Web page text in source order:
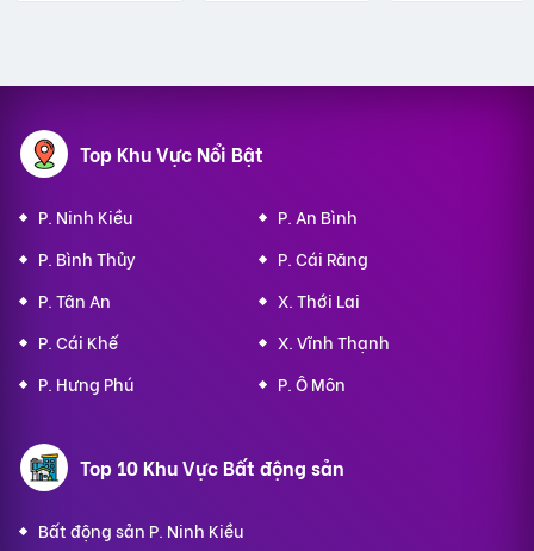
Top Khu Vực Nổi Bật
P. Ninh Kiều
P. An Bình
P. Bình Thủy
P. Cái Răng
P. Tân An
X. Thới Lai
P. Cái Khế
X. Vĩnh Thạnh
P. Hưng Phú
P. Ô Môn
Top 10 Khu Vực Bất động sản
Bất động sản P. Ninh Kiều